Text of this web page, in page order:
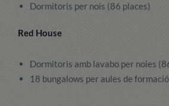
Dormitoris per nois (86 places)
Red House
Dormitoris amb lavabo per noies
18 bungalows per aules de